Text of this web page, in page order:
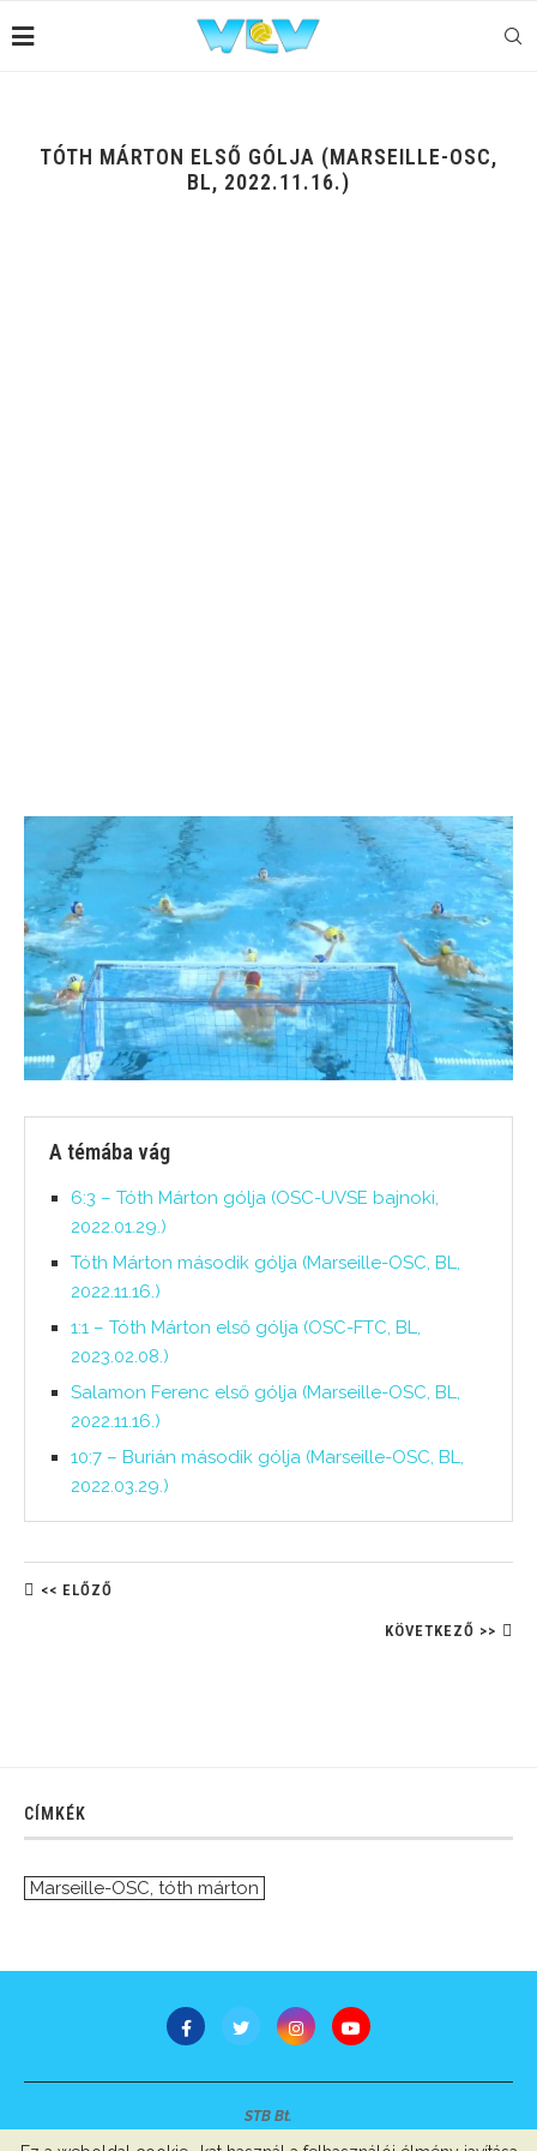
TÓTH MÁRTON ELSŐ GÓLJA (MARSEILLE-OSC,
BL, 2022.11.16.)
A témába vág
6:3 – Tóth Márton gólja (OSC-UVSE bajnoki,
2022.01.29.)
Tóth Márton második gólja (Marseille-OSC, BL,
2022.11.16.)
1:1 – Tóth Márton első gólja (OSC-FTC, BL,
2023.02.08.)
Salamon Ferenc első gólja (Marseille-OSC, BL,
2022.11.16.)
10:7 – Burián második gólja (Marseille-OSC, BL,
2022.03.29.)
<< ELŐZŐ
KÖVETKEZŐ >>
CÍMKÉK
Marseille-OSC, tóth márton
STB Bt.